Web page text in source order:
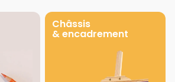
Châssis
& encadrement